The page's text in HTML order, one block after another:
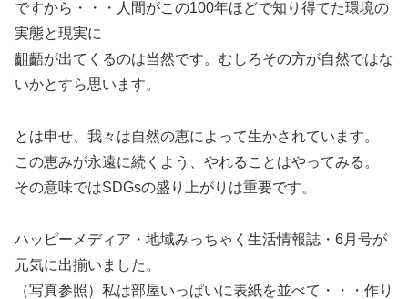
ですから・・・人間がこの100年ほどで知り得てた環境の
実態と現実に
齟齬が出てくるのは当然です。むしろその方が自然ではな
いかとすら思います。
とは申せ、我々は自然の恵によって生かされています。
この恵みが永遠に続くよう、やれることはやってみる。
その意味ではSDGsの盛り上がりは重要です。
ハッピーメディア・地域みっちゃく生活情報誌・6月号が
元気に出揃いました。
（写真参照）私は部屋いっぱいに表紙を並べて・・・作り